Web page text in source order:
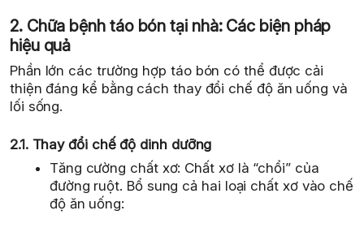
2. Chữa bệnh táo bón tại nhà: Các biện pháp
hiệu quả
Phần lớn các trường hợp táo bón có thể được cải
thiện đáng kể bằng cách thay đổi chế độ ăn uống và
lối sống.
2.1. Thay đổi chế độ dinh dưỡng
Tăng cường chất xơ: Chất xơ là “chổi” của
đường ruột. Bổ sung cả hai loại chất xơ vào chế
độ ăn uống: